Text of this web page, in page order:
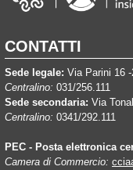
CONTATTI
Sede legale: Via Parini 16
Centralino: 031/256.111
Sede secondaria: Via
Centralino: 0341/292.111
PEC - Posta elettronica
Camera di Commercio: